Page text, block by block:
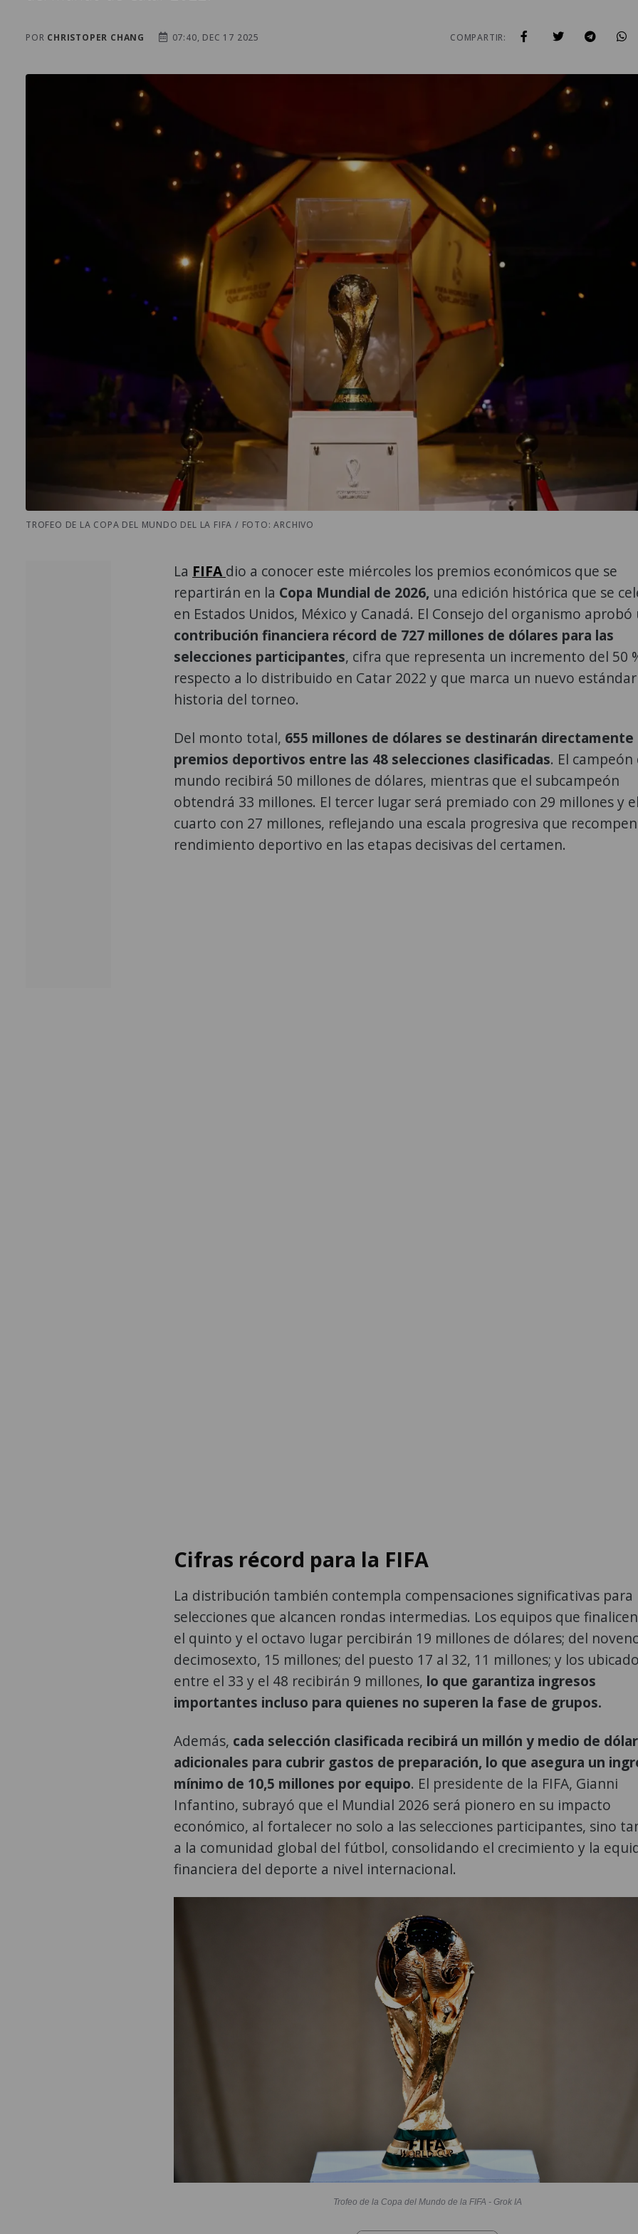
POR CHRISTOPER CHANG 07:40, DEC 17 2025 COMPARTIR:
TROFEO DE LA COPA DEL MUNDO DEL LA FIFA / FOTO: ARCHIVO
La FIFA dio a conocer este miércoles los premios económicos que se
repartirán en la Copa Mundial de 2026, una edición histórica que se
en Estados Unidos, México y Canadá. El Consejo del organismo aprobó
contribución financiera récord de 727 millones de dólares para las
selecciones participantes, cifra que representa un incremento del 50
respecto a lo distribuido en Catar 2022 y que marca un nuevo
historia del torneo.
Del monto total, 655 millones de dólares se destinarán directamente
premios deportivos entre las 48 selecciones clasificadas. El campeón
mundo recibirá 50 millones de dólares, mientras que el subcampeón
obtendrá 33 millones. El tercer lugar será premiado con 29 millones y
cuarto con 27 millones, reflejando una escala progresiva que
rendimiento deportivo en las etapas decisivas del certamen.
Cifras récord para la FIFA
La distribución también contempla compensaciones significativas para
selecciones que alcancen rondas intermedias. Los equipos que
el quinto y el octavo lugar percibirán 19 millones de dólares; del
decimosexto, 15 millones; del puesto 17 al 32, 11 millones; y los
entre el 33 y el 48 recibirán 9 millones, lo que garantiza ingresos
importantes incluso para quienes no superen la fase de grupos.
Además, cada selección clasificada recibirá un millón y medio de
adicionales para cubrir gastos de preparación, lo que asegura un
mínimo de 10,5 millones por equipo. El presidente de la FIFA, Gianni
Infantino, subrayó que el Mundial 2026 será pionero en su impacto
económico, al fortalecer no solo a las selecciones participantes, sino
a la comunidad global del fútbol, consolidando el crecimiento y la
financiera del deporte a nivel internacional.
Trofeo de la Copa del Mundo de la FIFA - Grok IA